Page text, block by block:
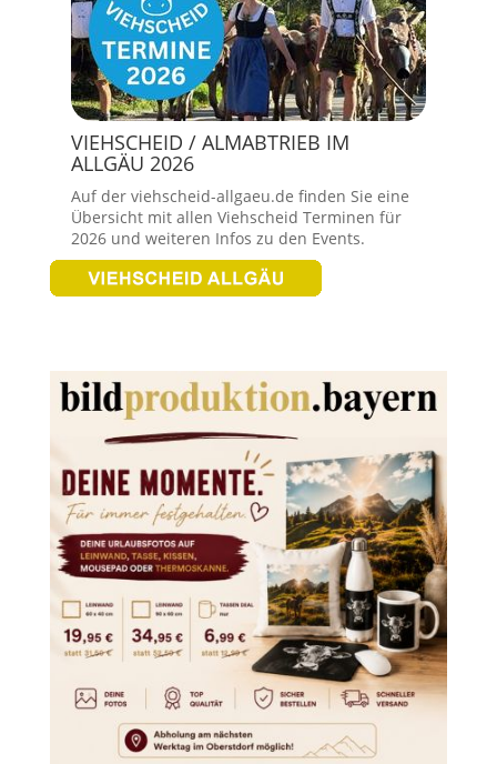
VIEHSCHEID / ALMABTRIEB IM
ALLGÄU 2026
Auf der viehscheid-allgaeu.de finden Sie eine
Übersicht mit allen Viehscheid Terminen für
2026 und weiteren Infos zu den Events.